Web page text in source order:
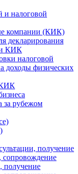
и налоговой
компании (КИК)
декларирования
КИК
налоговой
доходы физических
КИК
за рубежом
получение
сопровождение
получение